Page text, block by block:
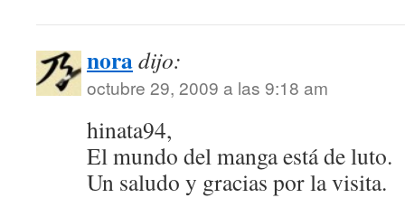
noradijo:
octubre 29, 2009 a las 9:18 am
hinata94,
El mundo del manga está de luto.
Un saludo y gracias por la visita.